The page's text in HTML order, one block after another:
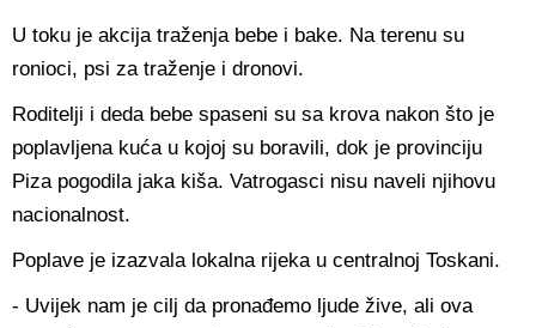
U toku je akcija traženja bebe i bake. Na terenu su
ronioci, psi za traženje i dronovi.
Roditelji i deda bebe spaseni su sa krova nakon što je
poplavljena kuća u kojoj su boravili, dok je provinciju
Piza pogodila jaka kiša. Vatrogasci nisu naveli njihovu
nacionalnost.
Poplave je izazvala lokalna rijeka u centralnoj Toskani.
- Uvijek nam je cilj da pronađemo ljude žive, ali ova